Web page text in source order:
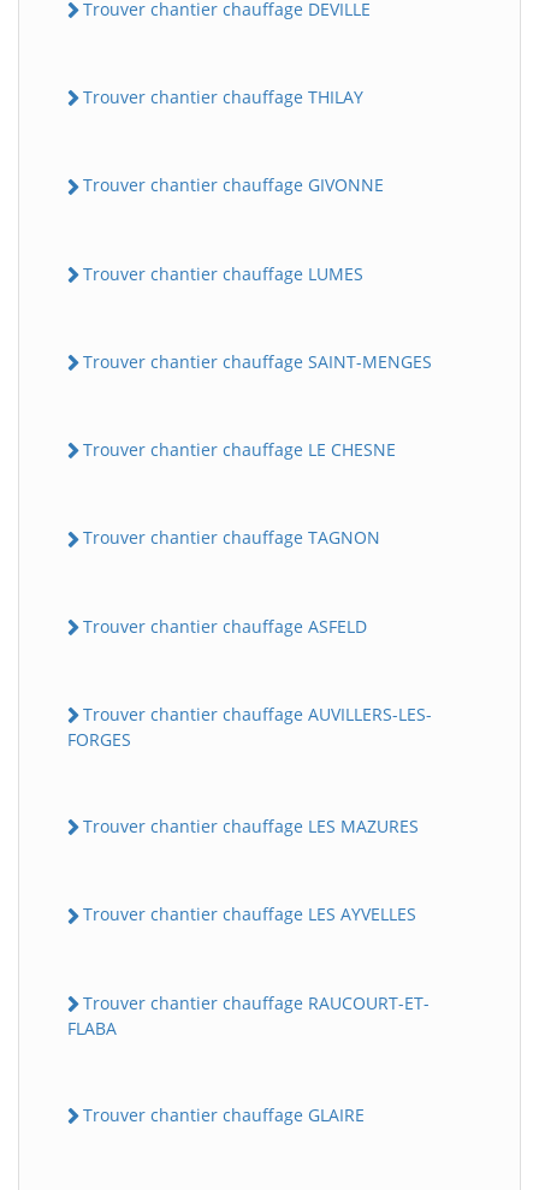
Trouver chantier chauffage DEVILLE
Trouver chantier chauffage THILAY
Trouver chantier chauffage GIVONNE
Trouver chantier chauffage LUMES
Trouver chantier chauffage SAINT-MENGES
Trouver chantier chauffage LE CHESNE
Trouver chantier chauffage TAGNON
Trouver chantier chauffage ASFELD
Trouver chantier chauffage AUVILLERS-LES-
FORGES
Trouver chantier chauffage LES MAZURES
Trouver chantier chauffage LES AYVELLES
Trouver chantier chauffage RAUCOURT-ET-
FLABA
Trouver chantier chauffage GLAIRE